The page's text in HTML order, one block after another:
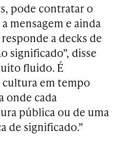
pode contratar o
mensagem e ainda
a decks de
significado”, disse
fluido. É
em tempo
onde cada
pública ou de uma
de significado.”